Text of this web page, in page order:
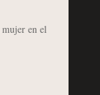
en el